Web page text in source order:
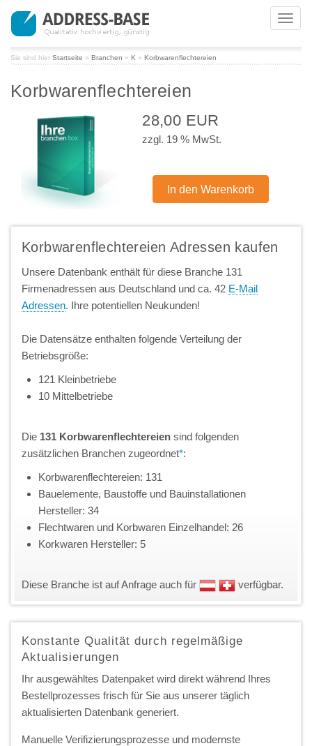
Sie sind hier Startseite » Branchen » K » Korbwarenflechtereien
Korbwarenflechtereien
28,00 EUR
zzgl. 19 % MwSt.
Korbwarenflechtereien Adressen kaufen
Unsere Datenbank enthält für diese Branche 131
Firmenadressen aus Deutschland und ca. 42 E-Mail
Adressen. Ihre potentiellen Neukunden!
Die Datensätze enthalten folgende Verteilung der
Betriebsgröße:
121 Kleinbetriebe
10 Mittelbetriebe
Die 131 Korbwarenflechtereien sind folgenden
zusätzlichen Branchen zugeordnet*:
Korbwarenflechtereien: 131
Bauelemente, Baustoffe und Bauinstallationen
Hersteller: 34
Flechtwaren und Korbwaren Einzelhandel: 26
Korkwaren Hersteller: 5
Diese Branche ist auf Anfrage auch für verfügbar.
Konstante Qualität durch regelmäßige
Aktualisierungen
Ihr ausgewähltes Datenpaket wird direkt während Ihres
Bestellprozesses frisch für Sie aus unserer täglich
aktualisierten Datenbank generiert.
Manuelle Verifizierungsprozesse und modernste